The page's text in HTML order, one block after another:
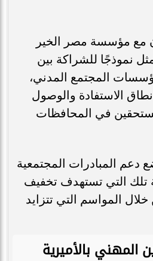
مع مؤسسة مصر الخير
نموذجًا للشراكة بين
المجتمع المدني،
الاستفادة والوصول
في المحافظات
دعم المبادرات المجتمعية
تلك التي تستهدف تخفيف
خلال المواسم التي تتزايد
المهني بالأميرية